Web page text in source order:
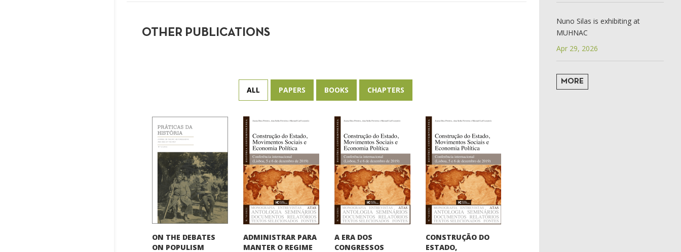
OTHER PUBLICATIONS
ALL PAPERS BOOKS CHAPTERS
ON THE DEBATES
ON POPULISM
ADMINISTRAR PARA
MANTER O REGIME
A ERA DOS
CONGRESSOS
CONSTRUÇÃO DO
ESTADO,
Nuno Silas is exhibiting at
MUHNAC
Apr 29, 2026
MORE